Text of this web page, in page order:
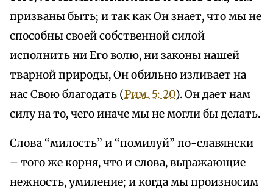
призваны быть; и так как Он знает, что мы не
способны своей собственной силой
исполнить ни Его волю, ни законы нашей
тварной природы, Он обильно изливает на
нас Свою благодать (Рим. 5: 20). Он дает нам
силу на то, чего иначе мы не могли бы делать.
Слова “милость” и “помилуй” по-славянски
– того же корня, что и слова, выражающие
нежность, умиление; и когда мы произносим